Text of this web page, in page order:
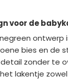
voor de
ontwerp
bies en de
zonder te
lakentje